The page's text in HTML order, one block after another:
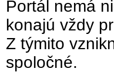
Portál nemá
konajú vždy
Z týmito
spoločné.